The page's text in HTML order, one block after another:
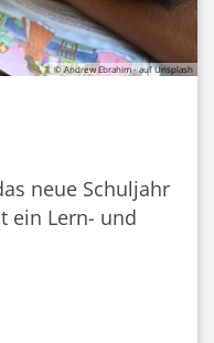
© Andrew Ebrahim - auf Unsplash
neue Schuljahr
ein Lern- und